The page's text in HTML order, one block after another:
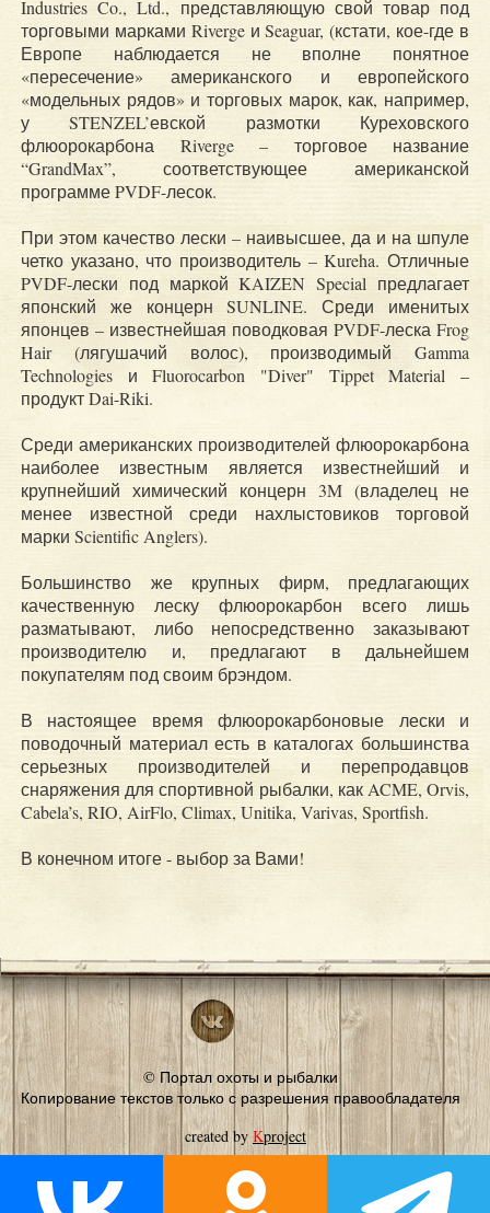
Industries Co., Ltd., представляющую свой товар под
торговыми марками Riverge и Seaguar, (кстати, кое-где в
Европе наблюдается не вполне понятное
«пересечение» американского и европейского
«модельных рядов» и торговых марок, как, например,
у STENZEL’евской размотки Куреховского
флюорокарбона Riverge – торговое название
“GrandMax”, соответствующее американской
программе PVDF-лесок.
При этом качество лески – наивысшее, да и на шпуле
четко указано, что производитель – Kureha. Отличные
PVDF-лески под маркой KAIZEN Special предлагает
японский же концерн SUNLINE. Среди именитых
японцев – известнейшая поводковая PVDF-леска Frog
Hair (лягушачий волос), производимый Gamma
Technologies и Fluorocarbon "Diver" Tippet Material –
продукт Dai-Riki.
Среди американских производителей флюорокарбона
наиболее известным является известнейший и
крупнейший химический концерн 3M (владелец не
менее известной среди нахлыстовиков торговой
марки Scientific Anglers).
Большинство же крупных фирм, предлагающих
качественную леску флюорокарбон всего лишь
разматывают, либо непосредственно заказывают
производителю и, предлагают в дальнейшем
покупателям под своим брэндом.
В настоящее время флюорокарбоновые лески и
поводочный материал есть в каталогах большинства
серьезных производителей и перепродавцов
снаряжения для спортивной рыбалки, как ACME, Orvis,
Cabela’s, RIO, AirFlo, Climax, Unitika, Varivas, Sportfish.
В конечном итоге - выбор за Вами!
© Портал охоты и рыбалки
Копирование текстов только с разрешения правообладателя
created by Kproject